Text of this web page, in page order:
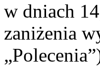
w dniach
zaniżenia